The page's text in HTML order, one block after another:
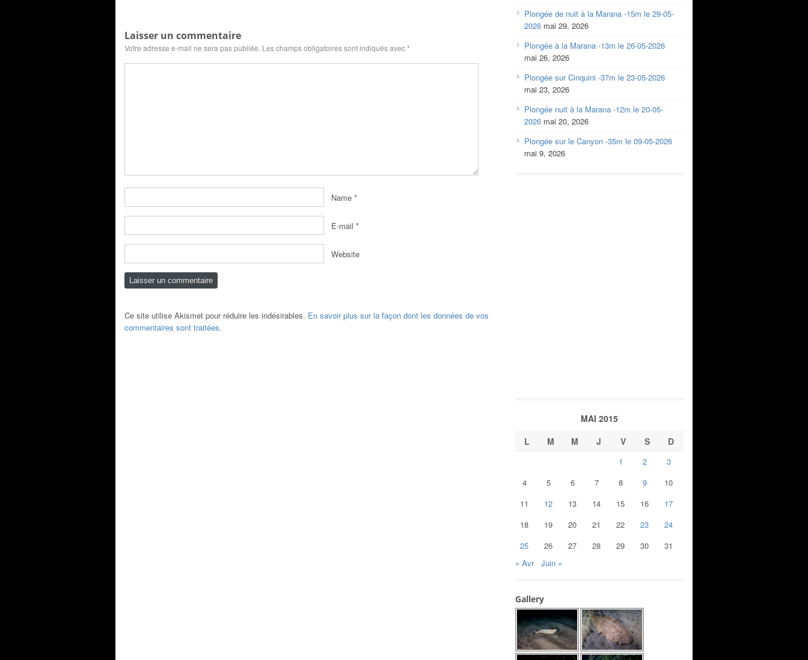
Laisser un commentaire
Votre adresse e-mail ne sera pas publiée. Les champs obligatoires sont indiqués avec*
Name *
E-mail *
Website
Ce site utilise Akismet pour réduire les indésirables. En savoir plus sur la façon dont les données de vos
commentaires sont traitées.
Plongée de nuit à la Marana -15m le 29-05-
2026 mai 29, 2026
Plongée à la Marana -13m le 26-05-2026
mai 26, 2026
Plongée sur Cinquini -37m le 23-05-2026
mai 23, 2026
Plongée nuit à la Marana -12m le 20-05-
2026 mai 20, 2026
Plongée sur le Canyon -35m le 09-05-2026
mai 9, 2026
MAI 2015
L
M M J V S D
1 2
3
4
5 6 7 8 9
10
11
12 13 14 15 16
17
18
19 20 21 22 23
24
25
26 27 28 29 30
31
« Avr
Juin »
Gallery